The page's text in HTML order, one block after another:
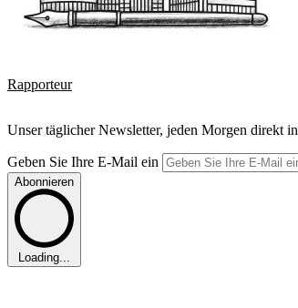
Rapporteur
Unser täglicher Newsletter, jeden Morgen direkt
Geben Sie Ihre E-Mail ein
Abonnieren
Loading...